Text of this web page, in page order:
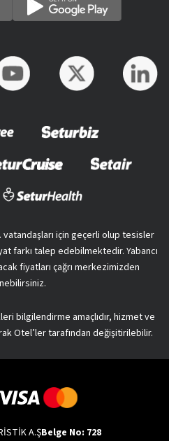
vatandaşları için geçerli olup tesisler
farkı talep edebilmektedir. Yabancı
fiyatları çağrı merkezimizden
bilgilendirme amaçlıdır, hizmet ve
Otel’ler tarafından değişitirilebilir.
A.ŞBelge No: 728